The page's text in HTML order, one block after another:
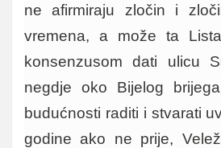
ne afirmiraju zločin i
vremena, a može ta
konsenzusom dati ulicu
negdje oko Bijelog
budućnosti raditi i stvarati
godine ako ne prije,